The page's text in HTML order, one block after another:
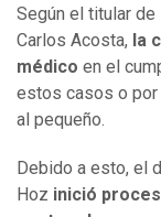
Según el titular de
Carlos Acosta, la
médico en el
estos casos o por
al pequeño.
Debido a esto, el
Hoz inició